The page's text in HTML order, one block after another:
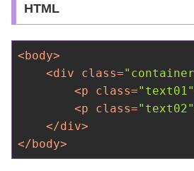
HTML
< body>
<div class=
<p class="text01"
<p class="text02"
</div>
</ body>